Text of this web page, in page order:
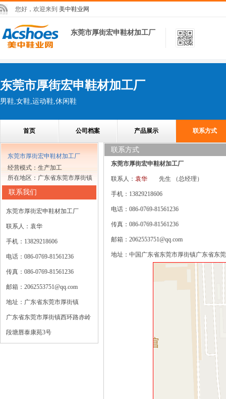
您好，欢迎来到 美中鞋业网
东莞市厚街宏申鞋材加工厂
东莞市厚街宏申鞋材加工厂
男鞋,女鞋,运动鞋,休闲鞋
首页 公司档案 产品展示 联系方式
东莞市厚街宏申鞋材加工厂
经营模式：生产加工
所在地区：广东省东莞市厚街镇
联系我们
东莞市厚街宏申鞋材加工厂
联系人：袁华
手机：13829218606
电话：086-0769-81561236
传真：086-0769-81561236
邮箱：2062553751@qq.com
地址：广东省东莞市厚街镇
广东省东莞市厚街镇西环路赤岭
段塘唇泰康苑3号
联系方式
东莞市厚街宏申鞋材加工厂
联系人： 袁华 先生 （总经理）
手机：13829218606
电话：086-0769-81561236
传真：086-0769-81561236
邮箱：2062553751@qq.com
地址：中国广东省东莞市厚街镇广东省东